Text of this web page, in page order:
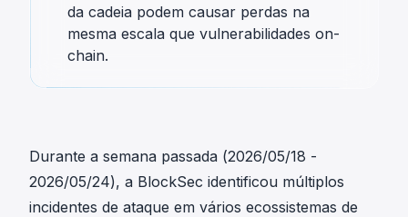
da cadeia podem causar perdas na
mesma escala que vulnerabilidades on-
chain.
Durante a semana passada (2026/05/18 -
2026/05/24), a BlockSec identificou múltiplos
incidentes de ataque em vários ecossistemas de